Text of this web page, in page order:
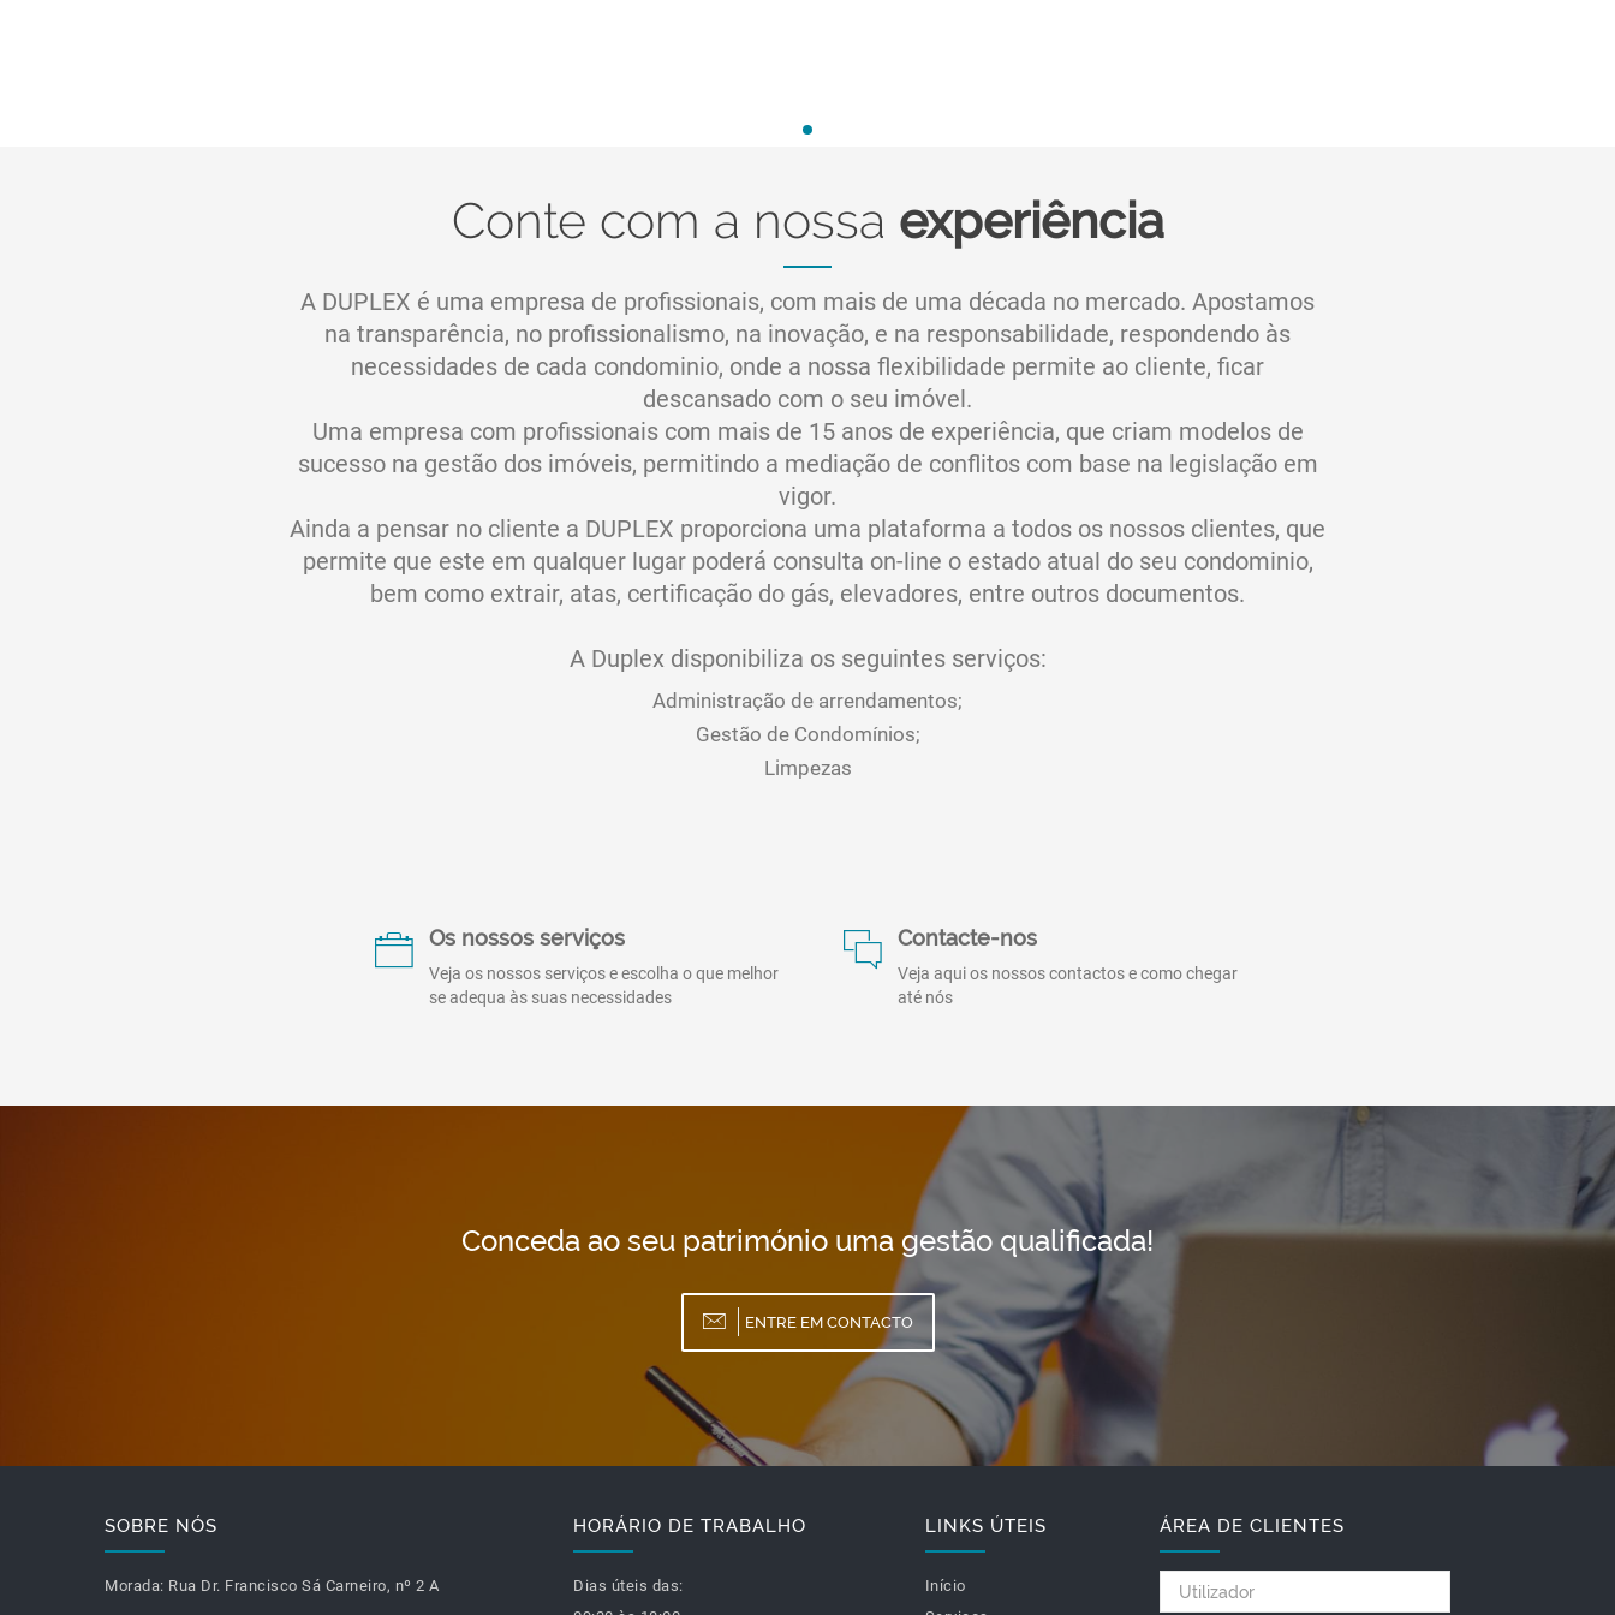
Conte com a nossa experiência
A DUPLEX é uma empresa de profissionais, com mais de uma década no mercado. Apostamos
na transparência, no profissionalismo, na inovação, e na responsabilidade, respondendo às
necessidades de cada condominio, onde a nossa flexibilidade permite ao cliente, ficar
descansado com o seu imóvel.
Uma empresa com profissionais com mais de 15 anos de experiência, que criam modelos de
sucesso na gestão dos imóveis, permitindo a mediação de conflitos com base na legislação em
vigor.
Ainda a pensar no cliente a DUPLEX proporciona uma plataforma a todos os nossos clientes, que
permite que este em qualquer lugar poderá consulta on-line o estado atual do seu condominio,
bem como extrair, atas, certificação do gás, elevadores, entre outros documentos.
A Duplex disponibiliza os seguintes serviços:
Administração de arrendamentos;
Gestão de Condomínios;
Limpezas
Os nossos serviços
Veja os nossos serviços e escolha o que melhor
se adequa às suas necessidades
Contacte-nos
Veja aqui os nossos contactos e como chegar
até nós
Conceda ao seu património uma gestão qualificada!
ENTRE EM CONTACTO
SOBRE NÓS
Morada: Rua Dr. Francisco Sá Carneiro, nº 2 A
HORÁRIO DE TRABALHO
Dias úteis das:
LINKS ÚTEIS
Início
ÁREA DE CLIENTES